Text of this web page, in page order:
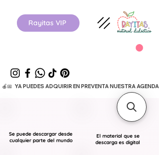
Rayitas VIP
🍎📅   YA PUEDES ADQUIRIR EN PREVENTA NUESTRA
El material que se
descarga es digital
Se puede descargar desde
cualquier parte del mundo